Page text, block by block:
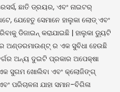
ଛାତି ଡ୍ରୟର, ଏବଂ ନାଇଟର୍
ଯେହେତୁ ସେମାନେ ହାଲୁକା ଲୋଡ୍ ଏବଂ
ଡିଜାଇନ୍ କରାଯାଇଛି | ହାଲୁକା ଡ୍ୟୁଟି
ଅଣ୍ଡରମାଉଣ୍ଟ୍ ର ଏକ ସୁବିଧା ହେଉଛି
ଅନ୍ୟ ଦୁଇଟି ପ୍ରକାର ଅପେକ୍ଷା
ସୁଗମ ଖୋଲିବା ଏବଂ କ୍ଲୋଜିଙ୍ଗ୍
ପରିଚାଳନା ଯାହା ସମାନ-ବିଗିଳା